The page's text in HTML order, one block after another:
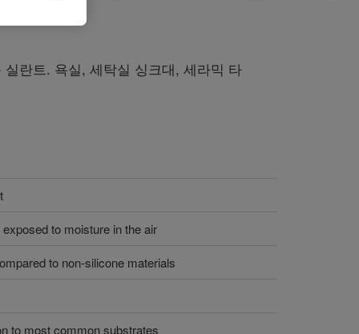
란트. 욕실, 세탁실 싱크대, 세라믹 타
to moisture in the air
to non-silicone materials
to most common substrates